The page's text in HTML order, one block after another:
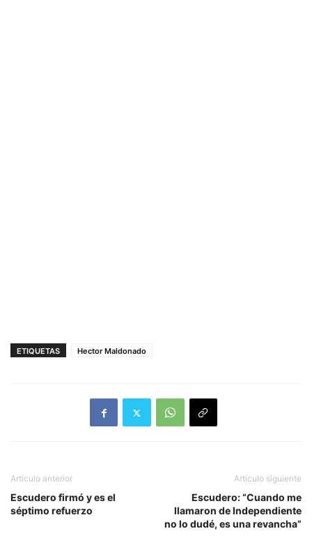
ETIQUETAS Hector Maldonado
Artículo anterior
Escudero firmó y es el
séptimo refuerzo
Artículo siguiente
Escudero: “Cuando me
llamaron de Independiente
no lo dudé, es una revancha”